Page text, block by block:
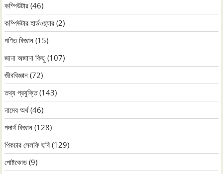
কম্পিউটার (46)
কম্পিউটার হার্ডওয়্যার (2)
গণিত বিজ্ঞান (15)
জানা অজানা কিছু (107)
জীববিজ্ঞান (72)
তথ্য প্রযুক্তি(143)
নামের অর্থ(46)
পদার্থ বিজ্ঞান (128)
পিকচার সেলফি ছবি (129)
পোষ্টকোড (9)